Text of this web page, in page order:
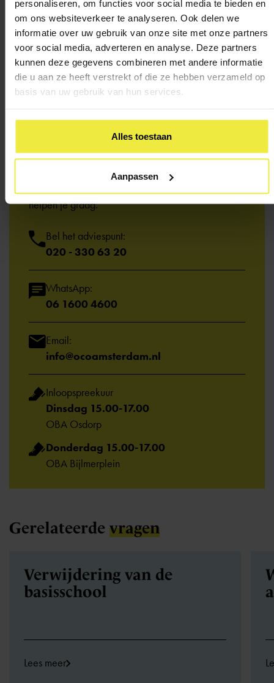
personaliseren, om functies voor social media te bieden en
om ons websiteverkeer te analyseren. Ook delen we
informatie over uw gebruik van onze site met onze partners
voor social media, adverteren en analyse. Deze partners
kunnen deze gegevens combineren met andere informatie
die u aan ze heeft verstrekt of die ze hebben verzameld op
basis van uw gebruik van hun services.
Alles toestaan
Aanpassen
Heb je eenvraag?
helpen je graag.
Bel het adviespunt:
020 - 330 63 20
WhatsApp:
06 1600 4600
Email:
info@ocoamsterdam.nl
Inloopspreekuur
Dinsdag 15.00-17.00
OBA Osdorp
Donderdag 15.00-17.00
OBA Bijlmerplein
Gerelateerde vragen
Verwijdering van de
basisschool
Lees meer